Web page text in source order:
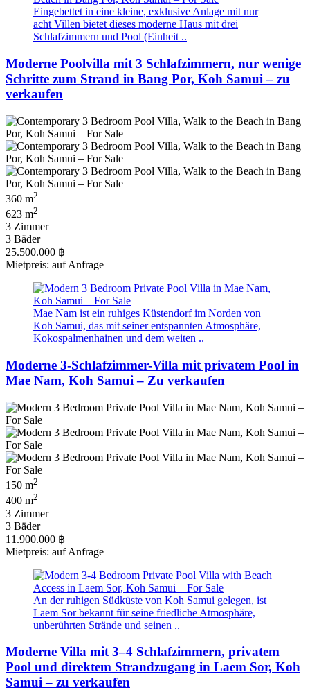
Eingebettet in eine kleine, exklusive Anlage mit nur
acht Villen bietet dieses moderne Haus mit drei
Schlafzimmern und Pool (Einheit ..
Moderne Poolvilla mit 3 Schlafzimmern, nur wenige
Schritte zum Strand in Bang Por, Koh Samui – zu
verkaufen
360 m2
623 m2
3 Zimmer
3 Bäder
25.500.000 ฿
Mietpreis: auf Anfrage
Mae Nam ist ein ruhiges Küstendorf im Norden von
Koh Samui, das mit seiner entspannten Atmosphäre,
Kokospalmenhainen und dem weiten ..
Moderne 3-Schlafzimmer-Villa mit privatem Pool in
Mae Nam, Koh Samui – Zu verkaufen
150 m2
400 m2
3 Zimmer
3 Bäder
11.900.000 ฿
Mietpreis: auf Anfrage
An der ruhigen Südküste von Koh Samui gelegen, ist
Laem Sor bekannt für seine friedliche Atmosphäre,
unberührten Strände und seinen ..
Moderne Villa mit 3–4 Schlafzimmern, privatem
Pool und direktem Strandzugang in Laem Sor, Koh
Samui – zu verkaufen